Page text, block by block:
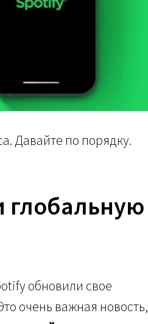
Давайте по порядку.
глобальную
обновили свое
очень важная новость,